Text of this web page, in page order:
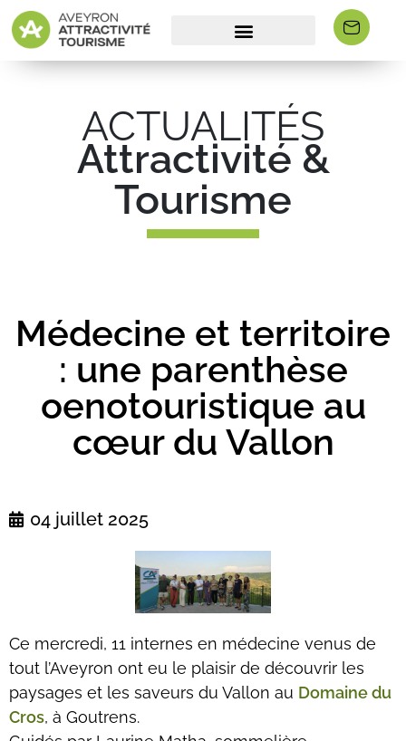
ACTUALITÉS
Attractivité &
Tourisme
Médecine et territoire
: une parenthèse
oenotouristique au
cœur du Vallon
04 juillet 2025
Ce mercredi, 11 internes en médecine venus de
tout l’Aveyron ont eu le plaisir de découvrir les
paysages et les saveurs du Vallon au Domaine du
Cros, à Goutrens.